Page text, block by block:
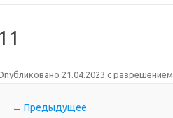
11
21.04.2023 с разрешением
← Предыдущее